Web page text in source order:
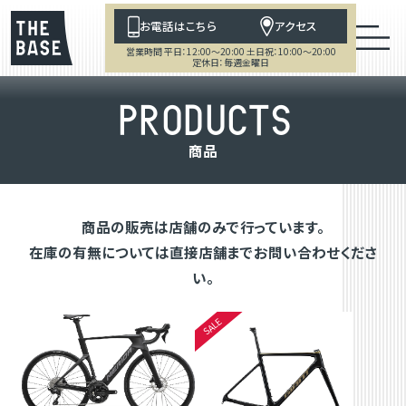
お電話はこちら アクセス
営業時間 平日：12:00～20:00 土日祝：10:00～20:00
定休日：毎週金曜日
PRODUCTS
商品
商品の販売は店舗のみで行っています。
在庫の有無については直接店舗までお問い合わせくださ
い。